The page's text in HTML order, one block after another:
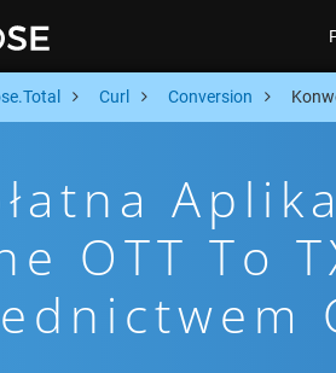
Curl Conversion
OTT To